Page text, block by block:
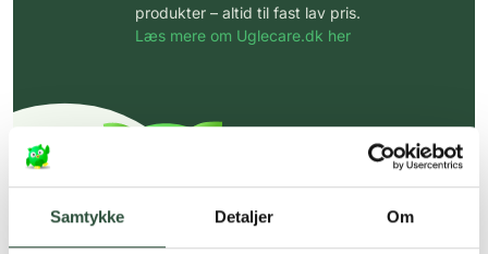
Samtykke Detaljer Om
produkter – altid til fast lav pris.
Læs mere om Uglecare.dk her